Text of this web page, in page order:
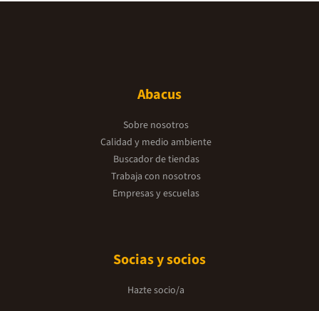
Abacus
Sobre nosotros
Calidad y medio ambiente
Buscador de tiendas
Trabaja con nosotros
Empresas y escuelas
Socias y socios
Hazte socio/a